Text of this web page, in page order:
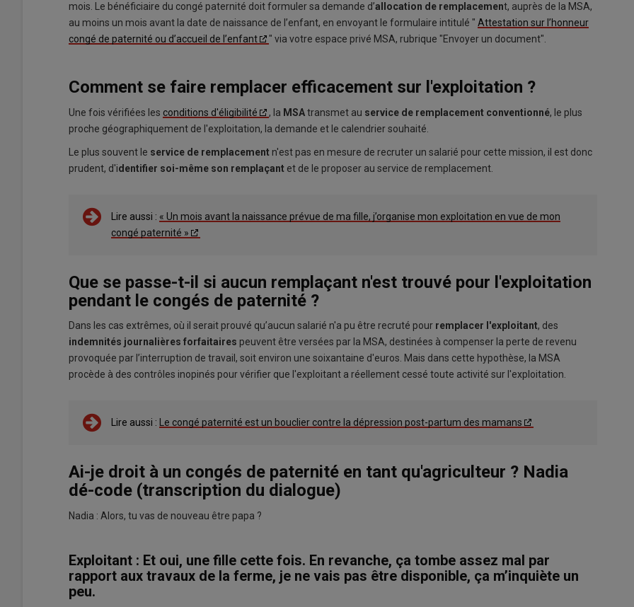
mois. Le bénéficiaire du congé paternité doit formuler sa demande d’allocation de remplacement, auprès de la MSA,
au moins un mois avant la date de naissance de l’enfant, en envoyant le formulaire intitulé " Attestation sur l’honneur
congé de paternité ou d’accueil de l’enfant
" via votre espace privé MSA, rubrique "Envoyer un document".
Comment se faire remplacer efficacement sur l'exploitation ?
Une fois vérifiées les conditions d'éligibilité , la MSAtransmet au service de remplacement conventionné, le plus
proche géographiquement de l'exploitation, la demande et le calendrier souhaité.
Le plus souvent le service de remplacement n'est pas en mesure de recruter un salarié pour cette mission, il est donc
prudent, d'identifier soi-même son remplaçant et de le proposer au service de remplacement.
Lire aussi : « Un mois avant la naissance prévue de ma fille, j’organise mon exploitation en vue de mon
congé paternité »
Que se passe-t-il si aucun remplaçant n'est trouvé pour l'exploitation
pendant le congés de paternité ?
Dans les cas extrêmes, où il serait prouvé qu’aucun salarié n'a pu être recruté pour remplacer l'exploitant, des
indemnités journalières forfaitaires peuvent être versées par la MSA, destinées à compenser la perte de revenu
provoquée par l’interruption de travail, soit environ une soixantaine d'euros. Mais dans cette hypothèse, la MSA
procède à des contrôles inopinés pour vérifier que l'exploitant a réellement cessé toute activité sur l'exploitation.
Lire aussi : Le congé paternité est un bouclier contre la dépression post-partum des mamans
Ai-je droit à un congés de paternité en tant qu'agriculteur ? Nadia
dé-code (transcription du dialogue)
Nadia : Alors, tu vas de nouveau être papa ?
Exploitant : Et oui, une fille cette fois. En revanche, ça tombe assez mal par
rapport aux travaux de la ferme, je ne vais pas être disponible, ça m’inquiète un
peu.